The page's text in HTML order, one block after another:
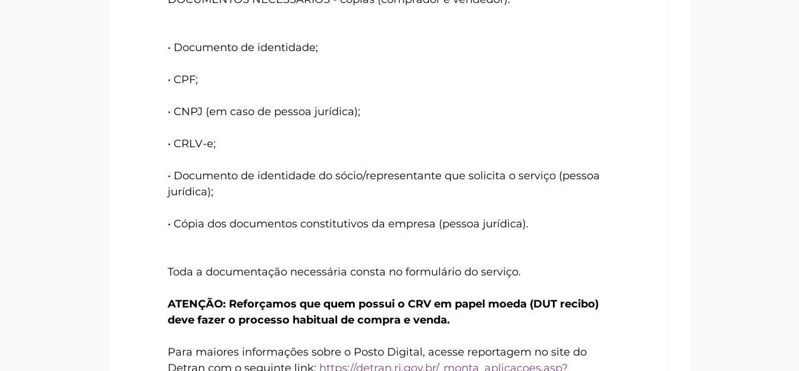
• Documento de identidade;
• CPF;
• CNPJ (em caso de pessoa jurídica);
• CRLV-e;
• Documento de identidade do sócio/representante que solicita o serviço (pessoa
jurídica);
• Cópia dos documentos constitutivos da empresa (pessoa jurídica).
Toda a documentação necessária consta no formulário do serviço.
ATENÇÃO: Reforçamos que quem possui o CRV em papel moeda (DUT recibo)
deve fazer o processo habitual de compra e venda.
Para maiores informações sobre o Posto Digital, acesse reportagem no site do
Detran com o seguinte link: https://detran.rj.gov.br/_monta_aplicacoes.asp?